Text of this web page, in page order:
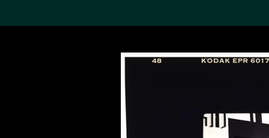
搜索M+藏品
19,052个结果